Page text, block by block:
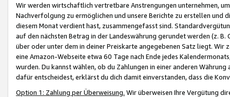
Wir werden wirtschaftlich vertretbare Anstrengungen unternehmen,
Nachverfolgung zu ermöglichen und unsere Berichte zu erstellen und
diesem Monat verdient hast, zusammengefasst sind.
auf den nächsten Betrag in der Landeswährung gerundet werden (z.
über oder unter dem in deiner Preiskarte angegebenen Satz liegt.
eine Amazon-Webseite etwa 60 Tage nach Ende jedes
wurden. Du kannst wählen, ob du Zahlungen in einer anderen
dafür entscheidest, erklärst du dich damit einverstanden, dass die
Option 1: Zahlung per Überweisung. Wir überweisen Ihre Vergütung